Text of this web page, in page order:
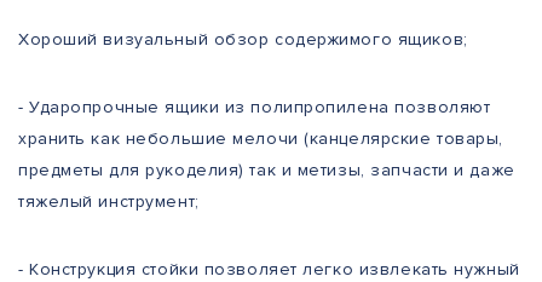
Хороший визуальный обзор содержимого ящиков;
- Ударопрочные ящики из полипропилена позволяют
хранить как небольшие мелочи (канцелярские товары,
предметы для рукоделия) так и метизы, запчасти и даже
тяжелый инструмент;
- Конструкция стойки позволяет легко извлекать нужный